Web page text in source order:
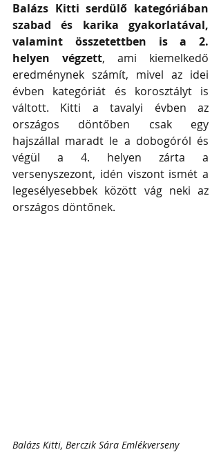
Balázs Kitti serdülő kategóriában
szabad és karika gyakorlatával,
valamint összetettben is a 2.
helyen végzett, ami kiemelkedő
eredménynek számít, mivel az idei
évben kategóriát és korosztályt is
váltott. Kitti a tavalyi évben az
országos döntőben csak egy
hajszállal maradt le a dobogóról és
végül a 4. helyen zárta a
versenyszezont, idén viszont ismét a
legesélyesebbek között vág neki az
országos döntőnek.
Balázs Kitti, Berczik Sára Emlékverseny